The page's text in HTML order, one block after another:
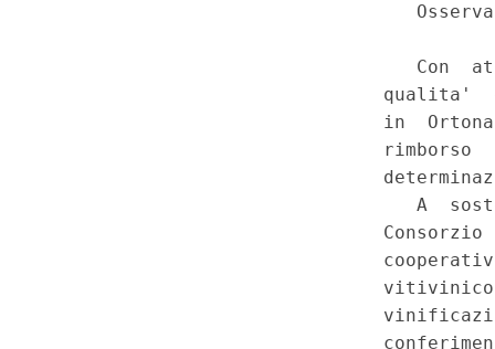
dai soggetti titolari di
riconosciuti come rurali -
trattamento tra i contribuenti
circostanza dell'avere o
altrimenti non dovuto -
Incidenza sul principio di
24 dicembre 2007, n. 244,
Costituzione, artt. 3, 24 e
Speciale - Corte